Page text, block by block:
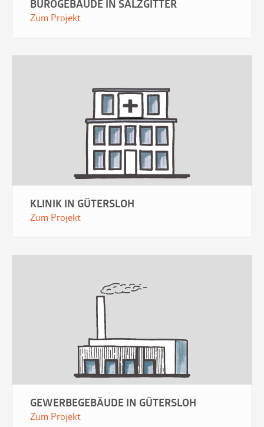
BÜROGEBÄUDE IN SALZGITTER
Zum Projekt
KLINIK IN GÜTERSLOH
Zum Projekt
GEWERBEGEBÄUDE IN GÜTERSLOH
Zum Projekt